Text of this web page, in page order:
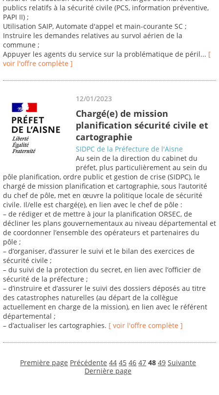
publics relatifs à la sécurité civile (PCS, information préventive,
PAPI II) ;
Utilisation SAIP, Automate d'appel et main-courante SC ;
Instruire les demandes relatives au survol aérien de la
commune ;
Appuyer les agents du service sur la problématique de péril... [
voir l'offre complète ]
12/01/2023
Chargé(e) de mission
planification sécurité civile et
cartographie
SIDPC de la Préfecture de l'Aisne
Au sein de la direction du cabinet du
préfet, plus particulièrement au sein du
pôle planification, ordre public et gestion de crise (SIDPC), le
chargé de mission planification et cartographie, sous l’autorité
du chef de pôle, met en œuvre la politique locale de sécurité
civile. Il/elle est chargé(e), en lien avec le chef de pôle :
– de rédiger et de mettre à jour la planification ORSEC, de
décliner les plans gouvernementaux au niveau départemental et
de coordonner l’ensemble des opérateurs et partenaires du
pôle ;
– d’organiser, d’assurer le suivi et le bilan des exercices de
sécurité civile ;
– du suivi de la protection du secret, en lien avec l’officier de
sécurité de la préfecture ;
– d’instruire et d’assurer le suivi des dossiers déposés au titre
des catastrophes naturelles (au départ de la collègue
actuellement en charge de la mission), en lien avec le référent
départemental ;
– d’actualiser les cartographies. [ voir l'offre complète ]
Première page Précédente 44 45 46 47 48 49 Suivante
Dernière page